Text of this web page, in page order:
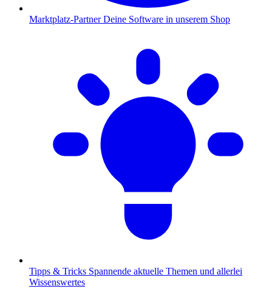
Marktplatz-Partner Deine Software in unserem Shop
Tipps & Tricks Spannende aktuelle Themen und allerlei
Wissenswertes